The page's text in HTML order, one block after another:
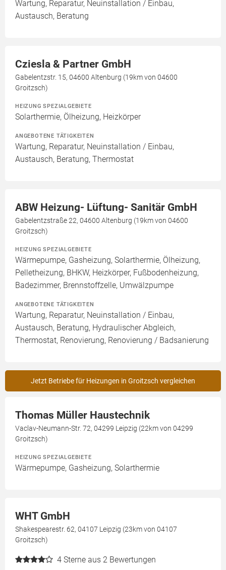
Wartung, Reparatur, Neuinstallation / Einbau,
Austausch, Beratung
Cziesla & Partner GmbH
Gabelentzstr. 15, 04600 Altenburg (19km von 04600
Groitzsch)
HEIZUNG SPEZIALGEBIETE
Solarthermie, Ölheizung, Heizkörper
ANGEBOTENE TÄTIGKEITEN
Wartung, Reparatur, Neuinstallation / Einbau,
Austausch, Beratung, Thermostat
ABW Heizung- Lüftung- Sanitär GmbH
Gabelentzstraße 22, 04600 Altenburg (19km von 04600
Groitzsch)
HEIZUNG SPEZIALGEBIETE
Wärmepumpe, Gasheizung, Solarthermie, Ölheizung,
Pelletheizung, BHKW, Heizkörper, Fußbodenheizung,
Badezimmer, Brennstoffzelle, Umwälzpumpe
ANGEBOTENE TÄTIGKEITEN
Wartung, Reparatur, Neuinstallation / Einbau,
Austausch, Beratung, Hydraulischer Abgleich,
Thermostat, Renovierung, Renovierung / Badsanierung
Jetzt Betriebe für Heizungen in Groitzsch vergleichen
Thomas Müller Haustechnik
Vaclav-Neumann-Str. 72, 04299 Leipzig (22km von 04299
Groitzsch)
HEIZUNG SPEZIALGEBIETE
Wärmepumpe, Gasheizung, Solarthermie
WHT GmbH
Shakespearestr. 62, 04107 Leipzig (23km von 04107
Groitzsch)
4 Sterne aus 2 Bewertungen